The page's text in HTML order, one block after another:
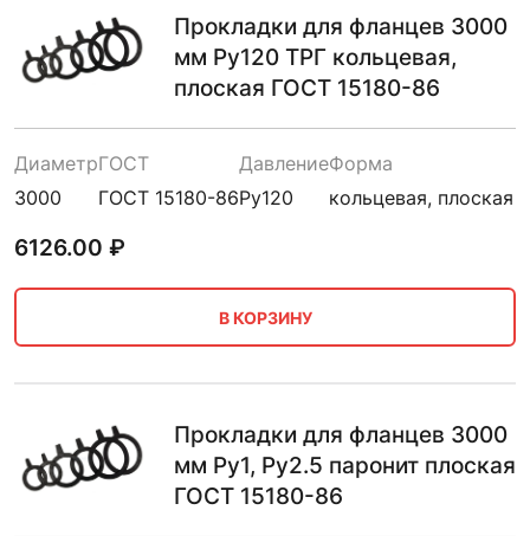
Прокладки для фланцев 3000
мм Ру120 ТРГ кольцевая,
плоская ГОСТ 15180-86
Диаметр
3000
ГОСТ
ГОСТ 15180-86
Давление
Ру120
Форма
кольцевая, плоская
6126.00 ₽
В КОРЗИНУ
Прокладки для фланцев 3000
мм Ру1, Ру2.5 паронит плоская
ГОСТ 15180-86